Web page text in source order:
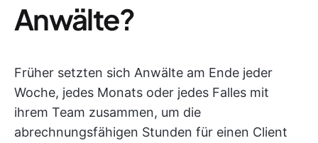
Anwälte?
Früher setzten sich Anwälte am Ende jeder
Woche, jedes Monats oder jedes Falles mit
ihrem Team zusammen, um die
abrechnungsfähigen Stunden für einen Client